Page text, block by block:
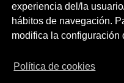
experiencia del/la
hábitos de navegación.
modifica la configuración
Política de cookies
SOBRE NOSOTROS
Quienes somos
Política de privacidad